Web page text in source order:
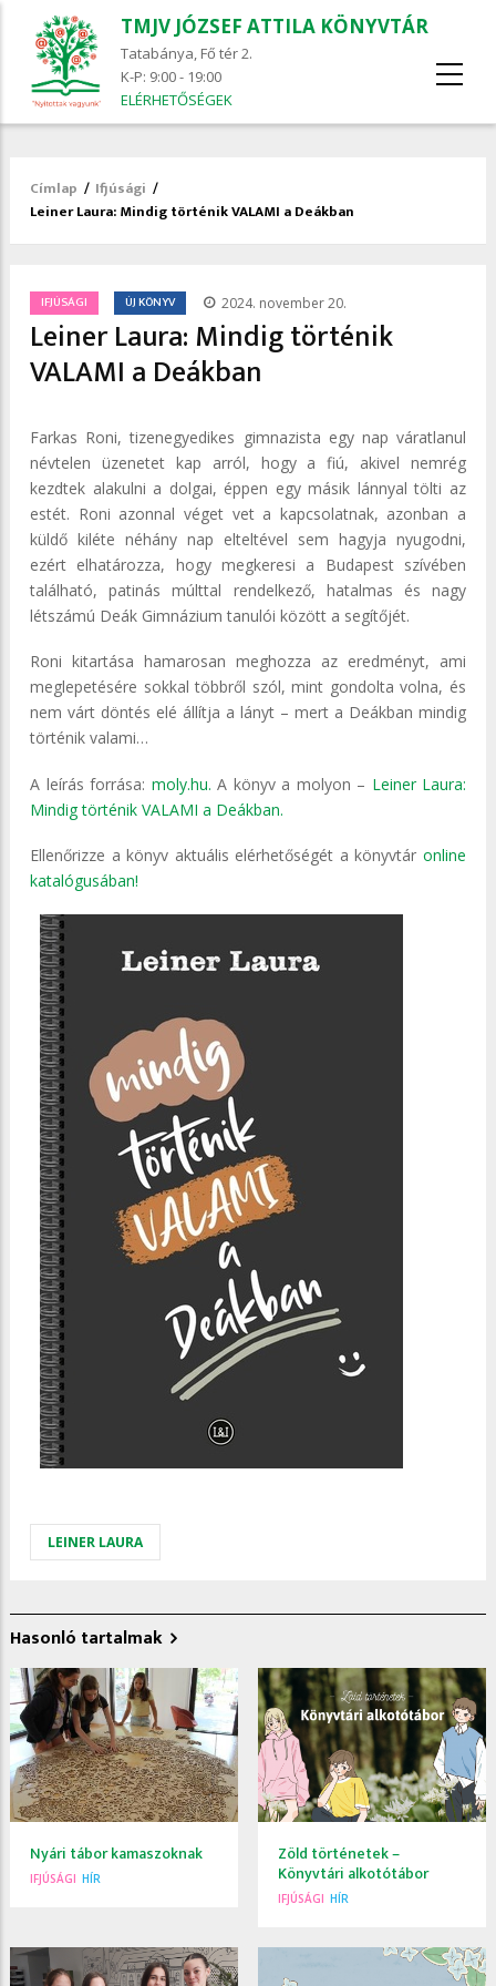
TMJV JÓZSEF ATTILA KÖNYVTÁR
Tatabánya, Fő tér 2.
K-P: 9:00 - 19:00
ELÉRHETŐSÉGEK
Morzsa
Címlap / Ifjúsági /
Leiner Laura: Mindig történik VALAMI a Deákban
IFJÚSÁGI ÚJ KÖNYV 2024. november 20.
Leiner Laura: Mindig történik
VALAMI a Deákban
Farkas Roni, tizenegyedikes gimnazista egy nap váratlanul
névtelen üzenetet kap arról, hogy a fiú, akivel nemrég
kezdtek alakulni a dolgai, éppen egy másik lánnyal tölti az
estét. Roni azonnal véget vet a kapcsolatnak, azonban a
küldő kiléte néhány nap elteltével sem hagyja nyugodni,
ezért elhatározza, hogy megkeresi a Budapest szívében
található, patinás múlttal rendelkező, hatalmas és nagy
létszámú Deák Gimnázium tanulói között a segítőjét.
Roni kitartása hamarosan meghozza az eredményt, ami
meglepetésére sokkal többről szól, mint gondolta volna, és
nem várt döntés elé állítja a lányt – mert a Deákban mindig
történik valami…
A leírás forrása: moly.hu. A könyv a molyon – Leiner Laura:
Mindig történik VALAMI a Deákban.
Ellenőrizze a könyv aktuális elérhetőségét a könyvtár online
katalógusában!
LEINER LAURA
Hasonló tartalmak
Nyári tábor kamaszoknak
IFJÚSÁGI HÍR
Zöld történetek –
Könyvtári alkotótábor
IFJÚSÁGI HÍR